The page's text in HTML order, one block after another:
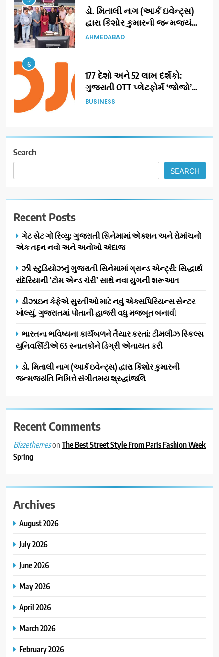
ડો. મિતાલી નાગ (આર્ક ઇવેન્ટ્સ)
દ્વારા કિશોર કુમારની જન્મજયંતિ
નિમિત્તે સંગીતમય શ્રદ્ધાંજલિ
AHMEDABAD
6
177 દેશો અને 52 લાખ દર્શકો:
ગુજરાતી OTT પ્લેટફોર્મ ‘જોજો’
(JOJO) નો વિશ્વભરમાં દબદબો
BUSINESS
અમદાવાદમાં યોજાયેલા ‘ઓકલ્ટ
ટેરોટ રીડર પુનિતજી લુલ્લા એ ટેરોટ
કાર્ડ રીડિંગ અંગે માહિતી આપી
ગ્લોબલ એક્સેલન્સ ફોરમ દ્વારા
પ્રતિષ્ઠિત કાર્યક્રમ નવી દિલ્હીમાં
સફળતાપૂર્વક યોજાયો
BUSINESS
ગેટ સેટ ગો રિવ્યુ: ગુજરાતી
સિનેમામાં એક્શન અને રોમાંચનો
અંદાજ
ENTERTAINMENT
ઝી સ્ટુડિયોઝનું ગુજરાતી સિનેમામાં
ગ્રાન્ડ એન્ટ્રી: સિદ્ધાર્થ રાંદેરિયાની
શરૂઆત
એક્સપિરિયન્સ સેન્ટર ખોલ્યું,
ગુજરાતમાં પોતાની હાજરી વધુ
મજબૂત બનાવી
BUSINESS
4
યુનિવર્સિટીએ 65 સ્નાતકોને ડિગ્રી
EDUCATION
7
Search
SEARCH
Recent Posts
ગેટ સેટ ગો રિવ્યુ: ગુજરાતી સિનેમામાં એક્શન અને રોમાંચનો
એક તદ્દન નવો અને અનોખો અંદાજ
ઝી સ્ટુડિયોઝનું ગુજરાતી સિનેમામાં ગ્રાન્ડ એન્ટ્રી: સિદ્ધાર્થ
રાંદેરિયાની ‘ટોમ એન્ડ ચેરી’ સાથે નવા યુગની શરૂઆત
ડીઝાઇન કેફેએ સુરતીઓ માટે નવું એક્સપિરિયન્સ સેન્ટર
ખોલ્યું, ગુજરાતમાં પોતાની હાજરી વધુ મજબૂત બનાવી
ભારતના ભવિષ્યના કાર્યબળને તૈયાર કરતાં: ટીમલીઝ સ્કિલ્સ
યુનિવર્સિટીએ 65 સ્નાતકોને ડિગ્રી એનાયત કરી
ડો. મિતાલી નાગ (આર્ક ઇવેન્ટ્સ) દ્વારા કિશોર કુમારની
જન્મજયંતિ નિમિત્તે સંગીતમય શ્રદ્ધાંજલિ
Recent Comments
BlazethemesonThe Best Street Style From Paris Fashion Week
Spring
Archives
August 2026
July 2026
June 2026
May 2026
April 2026
March 2026
February 2026